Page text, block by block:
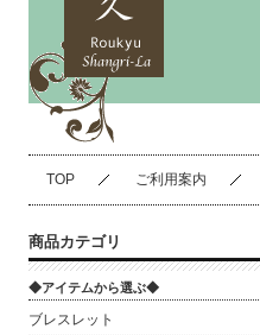
TOP ご利用案内
商品カテゴリ
◆アイテムから選ぶ◆
ブレスレット